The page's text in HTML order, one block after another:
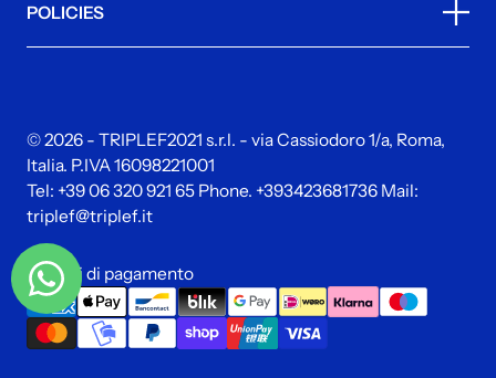
POLICIES
© 2026 - TRIPLEF2021 s.r.l. - via Cassiodoro 1/a, Roma,
Italia. P.IVA 16098221001
Tel: +39 06 320 921 65Phone. +393423681736Mail:
triplef@triplef.it
Metodi di pagamento